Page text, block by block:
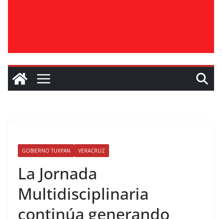
GOBIERNO TUXPAN VERACRUZ
La Jornada
Multidisciplinaria
continúa generando